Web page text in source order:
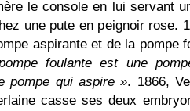
le console en lui servant
une pute en peignoir rose.
aspirante et de la pompe
foulante est une
pompe qui aspire ». 1866,
casse ses deux